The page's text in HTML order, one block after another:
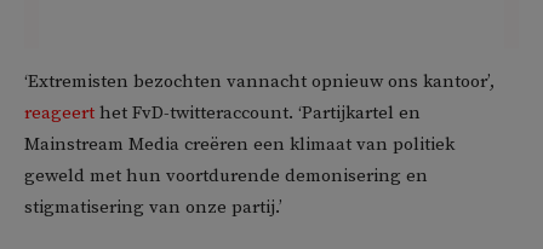
‘Extremisten bezochten vannacht opnieuw ons kantoor’,
reageert het FvD-twitteraccount. ‘Partijkartel en
Mainstream Media creëren een klimaat van politiek
geweld met hun voortdurende demonisering en
stigmatisering van onze partij.’